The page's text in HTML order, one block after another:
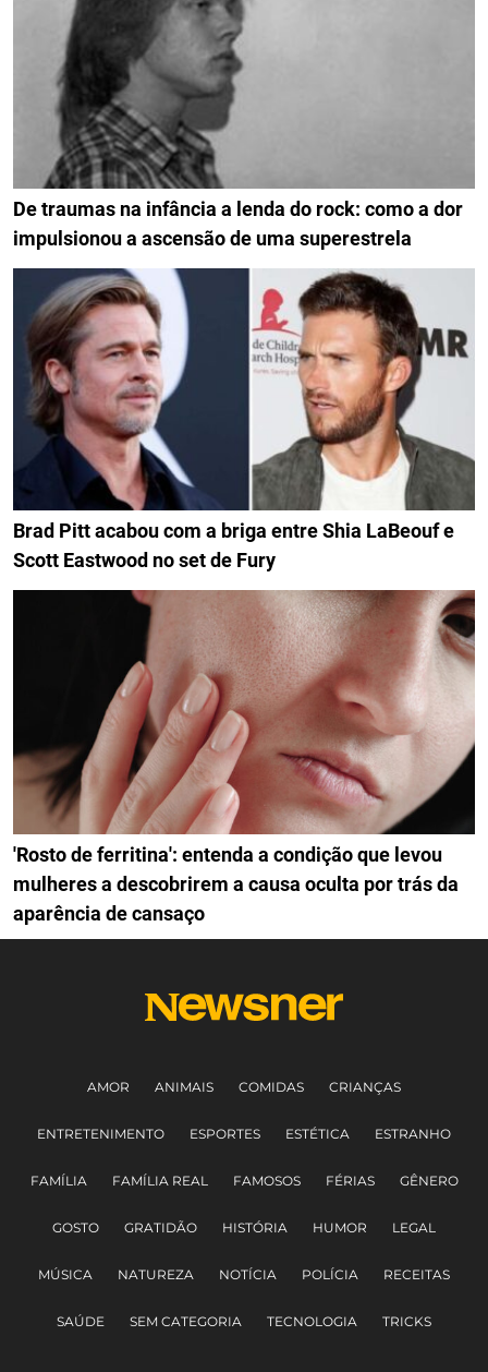
De traumas na infância a lenda do rock: como a dor
impulsionou a ascensão de uma superestrela
Brad Pitt acabou com a briga entre Shia LaBeouf e
Scott Eastwood no set de Fury
'Rosto de ferritina': entenda a condição que levou
mulheres a descobrirem a causa oculta por trás da
aparência de cansaço
AMOR ANIMAIS COMIDAS CRIANÇAS
ENTRETENIMENTO ESPORTES ESTÉTICA ESTRANHO
FAMÍLIA FAMÍLIA REAL FAMOSOS FÉRIAS GÊNERO
GOSTO GRATIDÃO HISTÓRIA HUMOR LEGAL
MÚSICA NATUREZA NOTÍCIA POLÍCIA RECEITAS
SAÚDE SEM CATEGORIA TECNOLOGIA TRICKS